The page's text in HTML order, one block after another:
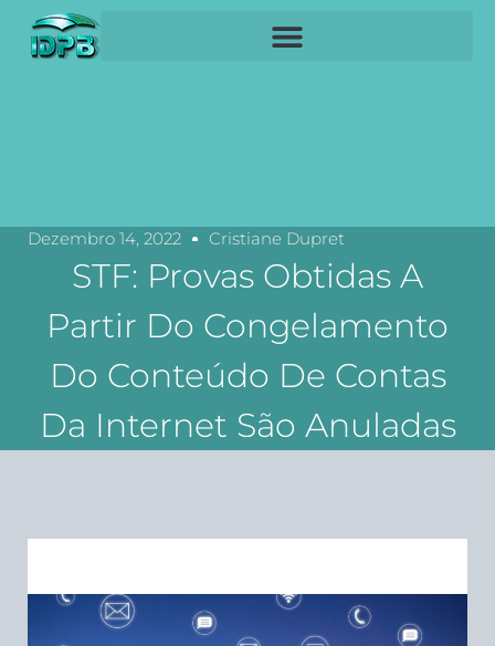
Dezembro 14, 2022 Cristiane Dupret
STF: Provas Obtidas A
Partir Do Congelamento
Do Conteúdo De Contas
Da Internet São Anuladas